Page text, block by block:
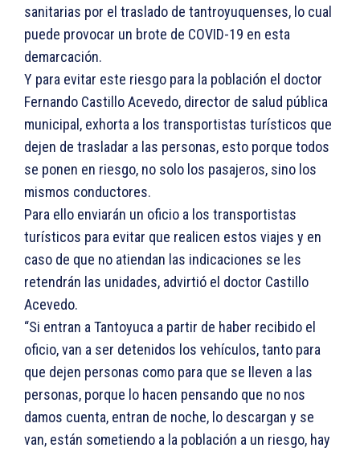
sanitarias por el traslado de tantroyuquenses, lo cual
puede provocar un brote de COVID-19 en esta
demarcación.
Y para evitar este riesgo para la población el doctor
Fernando Castillo Acevedo, director de salud pública
municipal, exhorta a los transportistas turísticos que
dejen de trasladar a las personas, esto porque todos
se ponen en riesgo, no solo los pasajeros, sino los
mismos conductores.
Para ello enviarán un oficio a los transportistas
turísticos para evitar que realicen estos viajes y en
caso de que no atiendan las indicaciones se les
retendrán las unidades, advirtió el doctor Castillo
Acevedo.
“Si entran a Tantoyuca a partir de haber recibido el
oficio, van a ser detenidos los vehículos, tanto para
que dejen personas como para que se lleven a las
personas, porque lo hacen pensando que no nos
damos cuenta, entran de noche, lo descargan y se
van, están sometiendo a la población a un riesgo, hay